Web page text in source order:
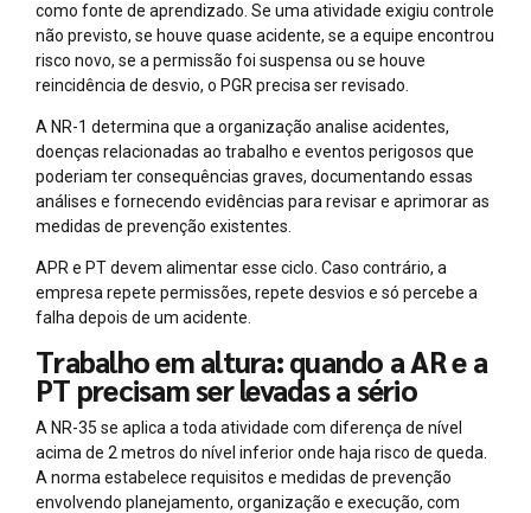
como fonte de aprendizado. Se uma atividade exigiu controle
não previsto, se houve quase acidente, se a equipe encontrou
risco novo, se a permissão foi suspensa ou se houve
reincidência de desvio, o PGR precisa ser revisado.
A NR-1 determina que a organização analise acidentes,
doenças relacionadas ao trabalho e eventos perigosos que
poderiam ter consequências graves, documentando essas
análises e fornecendo evidências para revisar e aprimorar as
medidas de prevenção existentes.
APR e PT devem alimentar esse ciclo. Caso contrário, a
empresa repete permissões, repete desvios e só percebe a
falha depois de um acidente.
Trabalho em altura: quando a AR e a
PT precisam ser levadas a sério
A NR-35 se aplica a toda atividade com diferença de nível
acima de 2 metros do nível inferior onde haja risco de queda.
A norma estabelece requisitos e medidas de prevenção
envolvendo planejamento, organização e execução, com